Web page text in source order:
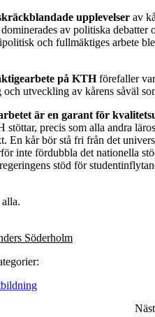
upplevelser av
av politiska
och fullmäktiges arbete
på KTHförefaller
och utveckling av kårens såväl
är en garant för
stöttar, precis som alla andra
En kår bör stå fri från det
inte fördubbla det nationella
stöd för
Söderholm